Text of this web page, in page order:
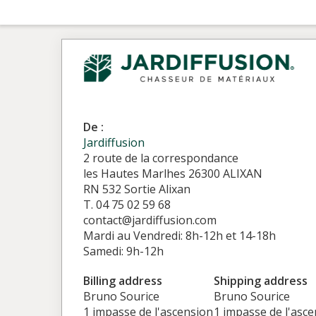
De :
Jardiffusion
2 route de la correspondance
les Hautes Marlhes 26300 ALIXAN
RN 532 Sortie Alixan
T. 04 75 02 59 68
contact@jardiffusion.com
Mardi au Vendredi: 8h-12h et 14-18h
Samedi: 9h-12h
Billing address
Bruno Sourice
1 impasse de l'ascension
Shipping address
Bruno Sourice
1 impasse de